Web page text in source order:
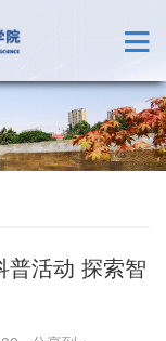
普活动 探索智